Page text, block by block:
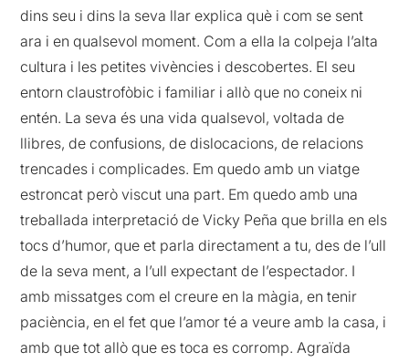
dins seu i dins la seva llar explica què i com se sent
ara i en qualsevol moment. Com a ella la colpeja l’alta
cultura i les petites vivències i descobertes. El seu
entorn claustrofòbic i familiar i allò que no coneix ni
entén. La seva és una vida qualsevol, voltada de
llibres, de confusions, de dislocacions, de relacions
trencades i complicades. Em quedo amb un viatge
estroncat però viscut una part. Em quedo amb una
treballada interpretació de Vicky Peña que brilla en els
tocs d’humor, que et parla directament a tu, des de l’ull
de la seva ment, a l’ull expectant de l’espectador. I
amb missatges com el creure en la màgia, en tenir
paciència, en el fet que l’amor té a veure amb la casa, i
amb que tot allò que es toca es corromp. Agraïda